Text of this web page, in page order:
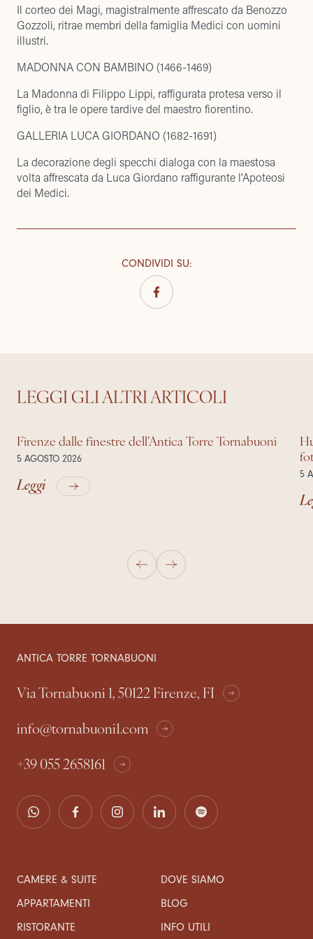
Il corteo dei Magi, magistralmente affrescato da Benozzo
Gozzoli, ritrae membri della famiglia Medici con uomini
illustri.
MADONNA CON BAMBINO (1466-1469)
La Madonna di Filippo Lippi, raffigurata protesa verso il
figlio, è tra le opere tardive del maestro fiorentino.
GALLERIA LUCA GIORDANO (1682-1691)
La decorazione degli specchi dialoga con la maestosa
volta affrescata da Luca Giordano raffigurante l’Apoteosi
dei Medici.
CONDIVIDI SU:
LEGGI GLI ALTRI ARTICOLI
Firenze dalle finestre dell’Antica Torre Tornabuoni
5 AGOSTO 2026
Leggi 5
ANTICA TORRE TORNABUONI
Via Tornabuoni 1, 50122 Firenze, FI
info@tornabuoni1.com
+39 055 2658161
CAMERE & SUITE
APPARTAMENTI
RISTORANTE
DOVE SIAMO
BLOG
INFO UTILI